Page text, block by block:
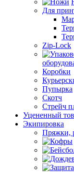
Для
Zip-Lock
Коробки
Пупырка
Скотч
Стрейч
Уцененный
Экипировка
Пряжки,